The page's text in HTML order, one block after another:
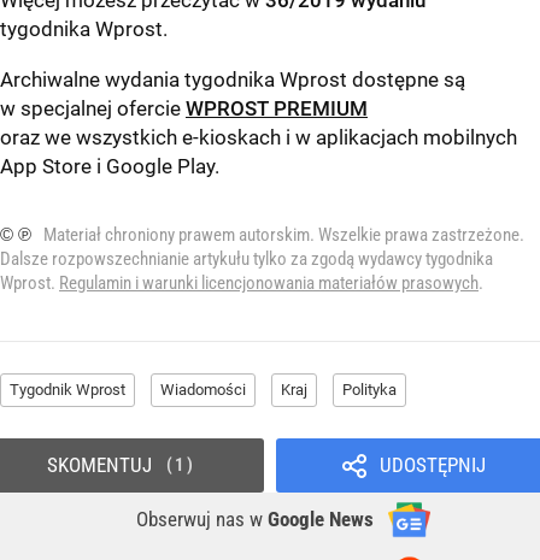
tygodnika Wprost.
Archiwalne wydania tygodnika Wprost dostępne są
w specjalnej ofercie WPROST PREMIUM
oraz we wszystkich e-kioskach i w aplikacjach mobilnych
App Store i Google Play.
© ℗
Materiał chroniony prawem autorskim. Wszelkie prawa zastrzeżone.
Dalsze rozpowszechnianie artykułu tylko za zgodą wydawcy tygodnika
Wprost. Regulamin i warunki licencjonowania materiałów prasowych.
Tygodnik Wprost Wiadomości Kraj Polityka
UDOSTĘPNIJ
Obserwuj nas w Google News
SKOMENTUJ 1